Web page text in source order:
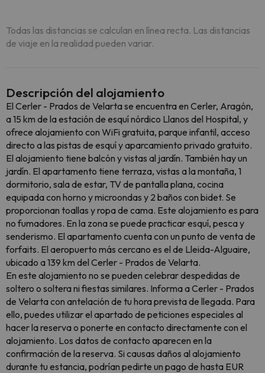
Todas las distancias se calculan en línea recta. Las distancias
de viaje en la realidad pueden variar.
Descripción del alojamiento
El Cerler - Prados de Velarta se encuentra en Cerler, Aragón,
a 15 km de la estación de esquí nórdico Llanos del Hospital, y
ofrece alojamiento con WiFi gratuita, parque infantil, acceso
directo a las pistas de esquí y aparcamiento privado gratuito.
El alojamiento tiene balcón y vistas al jardín. También hay un
jardín. El apartamento tiene terraza, vistas a la montaña, 1
dormitorio, sala de estar, TV de pantalla plana, cocina
equipada con horno y microondas y 2 baños con bidet. Se
proporcionan toallas y ropa de cama. Este alojamiento es para
no fumadores. En la zona se puede practicar esquí, pesca y
senderismo. El apartamento cuenta con un punto de venta de
forfaits. El aeropuerto más cercano es el de Lleida-Alguaire,
ubicado a 139 km del Cerler - Prados de Velarta.
En este alojamiento no se pueden celebrar despedidas de
soltero o soltera ni fiestas similares. Informa a Cerler - Prados
de Velarta con antelación de tu hora prevista de llegada. Para
ello, puedes utilizar el apartado de peticiones especiales al
hacer la reserva o ponerte en contacto directamente con el
alojamiento. Los datos de contacto aparecen en la
confirmación de la reserva. Si causas daños al alojamiento
durante tu estancia, podrían pedirte un pago de hasta EUR